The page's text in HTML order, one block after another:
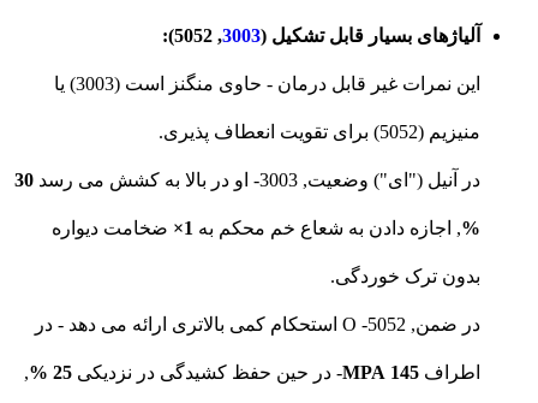
آلیاژهای بسیار قابل تشکیل (3003
, 5052):
این نمرات غیر قابل درمان - حاوی منگنز است (3003) یا
منیزیم (5052) برای تقویت انعطاف پذیری.
در آنیل ("ای") وضعیت, 3003‑ او در بالا به کشش می رسد 30
%, اجازه دادن به شعاع خم محکم به 1× ضخامت دیواره
بدون ترک خوردگی.
در ضمن, 5052‑ O استحکام کمی بالاتری ارائه می دهد - در
اطراف 145 MPA - در حین حفظ کشیدگی در نزدیکی 25 %
,